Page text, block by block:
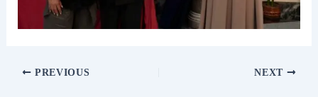
PREVIOUS NEXT